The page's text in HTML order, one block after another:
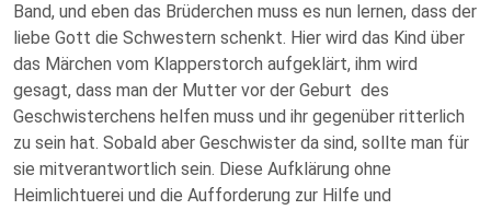
Band, und eben das Brüderchen muss es nun lernen, dass der
liebe Gott die Schwestern schenkt. Hier wird das Kind über
das Märchen vom Klapperstorch aufgeklärt, ihm wird
gesagt, dass man der Mutter vor der Geburt des
Geschwisterchens helfen muss und ihr gegenüber ritterlich
zu sein hat. Sobald aber Geschwister da sind, sollte man für
sie mitverantwortlich sein. Diese Aufklärung ohne
Heimlichtuerei und die Aufforderung zur Hilfe und